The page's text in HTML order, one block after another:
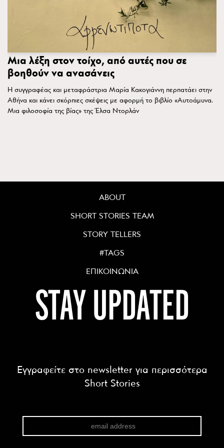
Mια λέξη στον τοίχο, από αυτές που σε
βοηθούν να ανασάνεις
Η συγγραφέας και μεταφράστρια Μαρία Κακογιάννη περπατάει στην
Αθήνα και κάνει σκόρπιες σκέψεις με αφορμή το βιβλίο «Αυτοάμυνα.
Μια φιλοσοφία της βίας» της Έλσα Ντορλάν
ABOUT
SHORT STORIES TEAM
STORY TELLERS
#TAGS
ΕΠΙΚΟΙΝΩΝΙΑ
STAY UPDATED
Εγγραφείτε στο newsletter για περισσότερα
Short Stories